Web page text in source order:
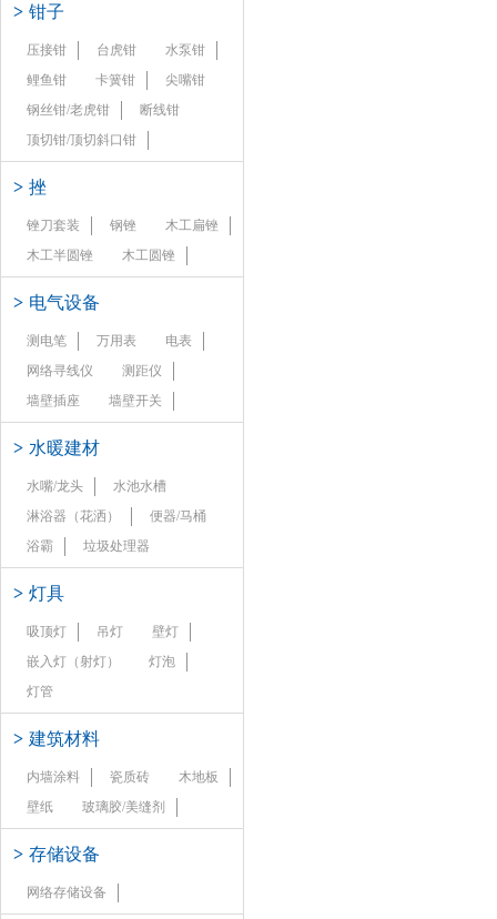
> 钳子
压接钳 台虎钳
水泵钳
鲤鱼钳
卡簧钳
尖嘴钳
钢丝钳/老虎钳
断线钳
顶切钳/顶切斜口钳
> 挫
锉刀套装 钢锉
木工扁锉
木工半圆锉
木工圆锉
> 电气设备
测电笔 万用表
电表
网络寻线仪
测距仪
墙壁插座
墙壁开关
> 水暖建材
水嘴/龙头
水池水槽
淋浴器（花洒）
便器/马桶
浴霸
垃圾处理器
> 灯具
吸顶灯 吊灯
壁灯
嵌入灯（射灯）
灯泡
灯管
> 建筑材料
内墙涂料 瓷质砖
木地板
壁纸
玻璃胶/美缝剂
> 存储设备
网络存储设备